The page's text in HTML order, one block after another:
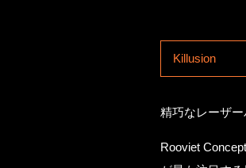
Killusion
精巧なレーザ
Rooviet